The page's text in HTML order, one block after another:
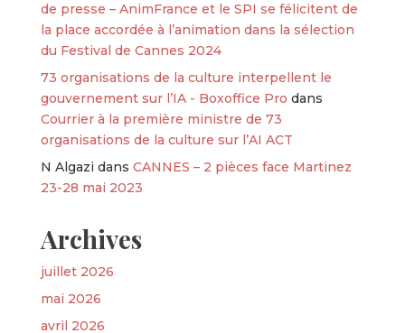
de presse – AnimFrance et le SPI se félicitent de
la place accordée à l’animation dans la sélection
du Festival de Cannes 2024
73 organisations de la culture interpellent le
gouvernement sur l’IA - Boxoffice Pro dans
Courrier à la première ministre de 73
organisations de la culture sur l’AI ACT
N Algazi dans CANNES – 2 pièces face Martinez
23-28 mai 2023
Archives
juillet 2026
mai 2026
avril 2026